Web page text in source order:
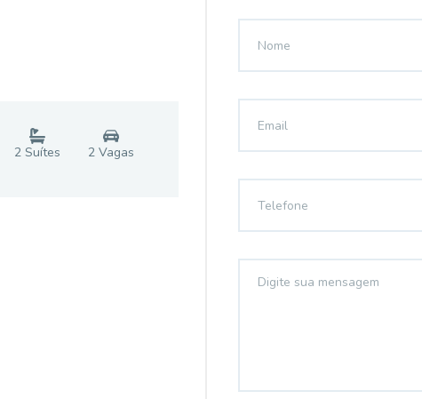
2Suítes 2Vagas